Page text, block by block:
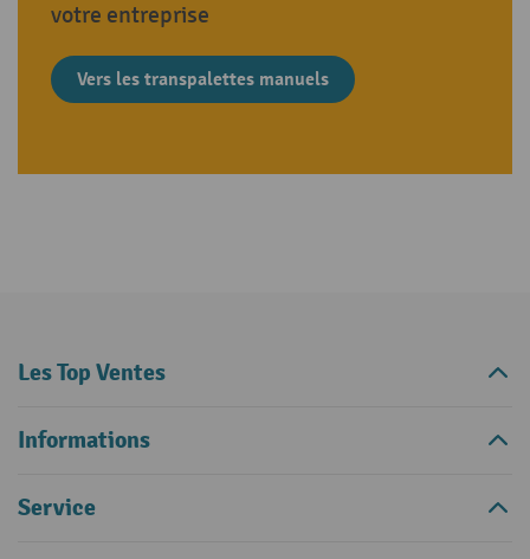
votre entreprise
Vers les transpalettes manuels
Les Top Ventes
Informations
Service